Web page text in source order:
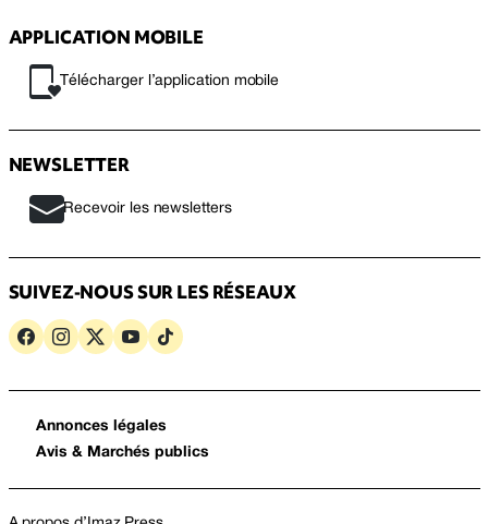
APPLICATION MOBILE
Télécharger l’application mobile
NEWSLETTER
Recevoir les newsletters
SUIVEZ-NOUS SUR LES RÉSEAUX
Annonces légales
Avis & Marchés publics